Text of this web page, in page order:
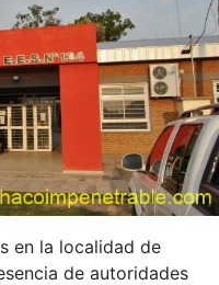
en la localidad de
de autoridades